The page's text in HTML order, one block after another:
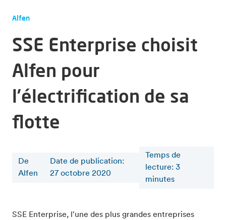
Alfen
SSE Enterprise choisit
Alfen pour
l’électrification de sa
flotte
De
Alfen
Date de publication:
27 octobre 2020
Temps de
lecture: 3
minutes
SSE Enterprise, l'une des plus grandes entreprises